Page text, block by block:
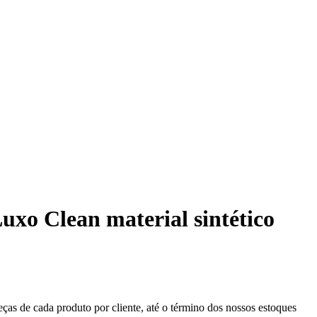
Clean material sintético
de cada produto por cliente, até o término dos nossos estoques